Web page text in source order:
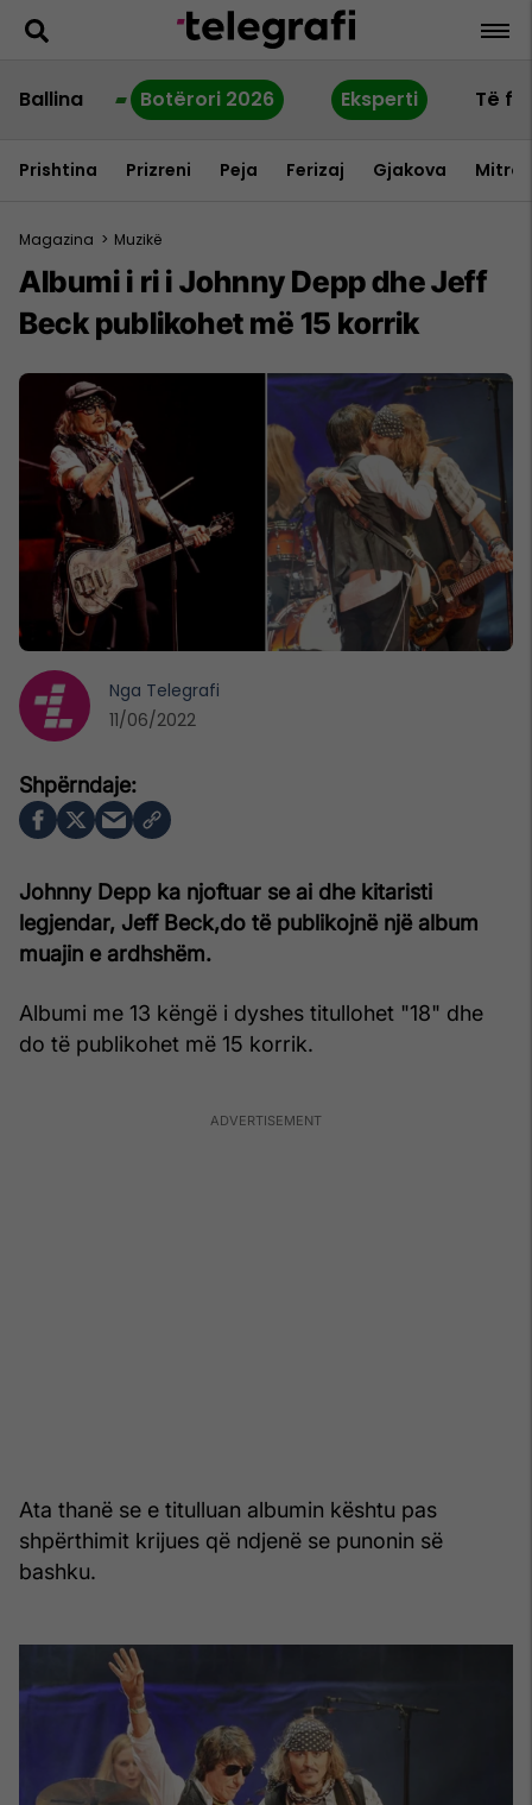
Ballina Botërori 2026 Eksperti Të
Prishtina Prizreni Peja Ferizaj Gjakova
Magazina > Muzikë
Albumi i ri i Johnny Depp dhe Jeff
Beck publikohet më 15 korrik
Johnny Depp ka njoftuar se ai dhe kitaristi
legjendar, Jeff Beck,do të publikojnë një album
muajin e ardhshëm.
Albumi me 13 këngë i dyshes titullohet "18" dhe
do të publikohet më 15 korrik.
Ata thanë se e titulluan albumin kështu pas
shpërthimit krijues që ndjenë se punonin së
bashku.
Nga Telegrafi
11/06/2022